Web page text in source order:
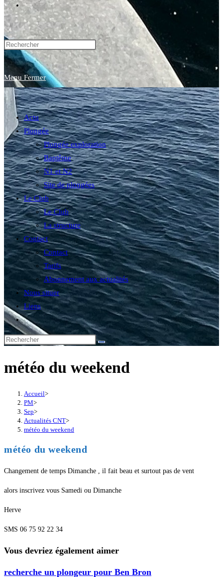
Toggle
website
search
Menu Fermer
Actu
Plongée
Plongée exploration
Baptême
N1 et N2
Site de plongées
Le Club
Le Club
La structure
Contact
Contact
Tarifs
Abonnement aux actualités
Nous situer
Liens
Toggle
website
search
météo du weekend
Accueil>
PM>
Sep>
Actualités CNT>
météo du weekend
météo du weekend
Changement de temps Dimanche , il fait beau et surtout pas de vent
alors inscrivez vous Samedi ou Dimanche
Herve
SMS 06 75 92 22 34
Vous devriez également aimer
recherche un plongeur pour Ben Bron